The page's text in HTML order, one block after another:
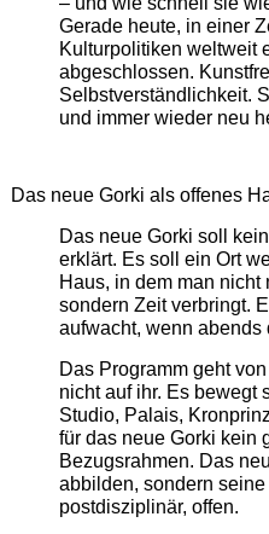
Gerade heute, in einer
Kulturpolitiken weltweit
abgeschlossen.
Selbstverständlichkeit.
und immer wieder neu
Das neue Gorki als offenes
Das neue Gorki soll
erklärt. Es soll ein Ort
Haus, in dem man
sondern Zeit verbringt.
aufwacht, wenn abends
Das Programm geht
nicht auf ihr. Es bewegt
Studio, Palais,
für das neue Gorki kein
Bezugsrahmen. Das
abbilden, sondern
postdisziplinär, offen.